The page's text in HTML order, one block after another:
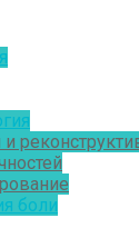
и
боли